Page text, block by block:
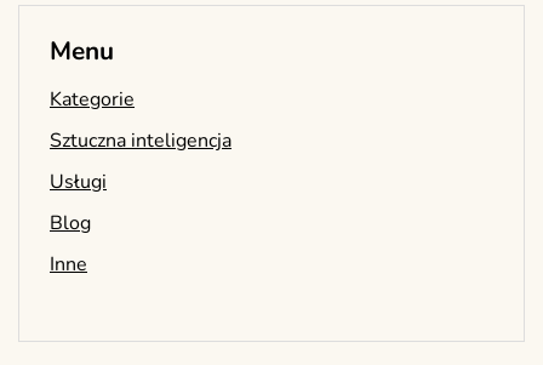
Menu
Kategorie
Sztuczna inteligencja
Usługi
Blog
Inne